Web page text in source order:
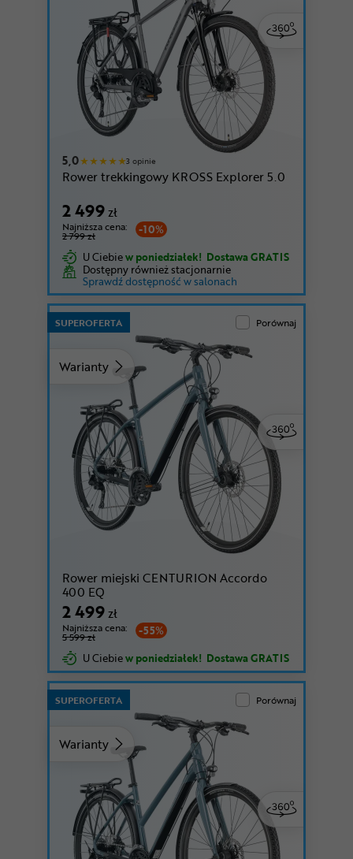
5,0 3 opinie
Rower trekkingowy KROSS Explorer 5.0
2 499zł
-10%
Najniższa cena:
2 799 zł
U Ciebiew poniedziałek! Dostawa GRATIS
Dostępny również stacjonarnie
Sprawdź dostępność w salonach
Warianty
SUPEROFERTA Porównaj
Rower miejski CENTURION Accordo
400 EQ
2 499zł
-55%
Najniższa cena:
5 599 zł
U Ciebiew poniedziałek! Dostawa GRATIS
Warianty
SUPEROFERTA Porównaj